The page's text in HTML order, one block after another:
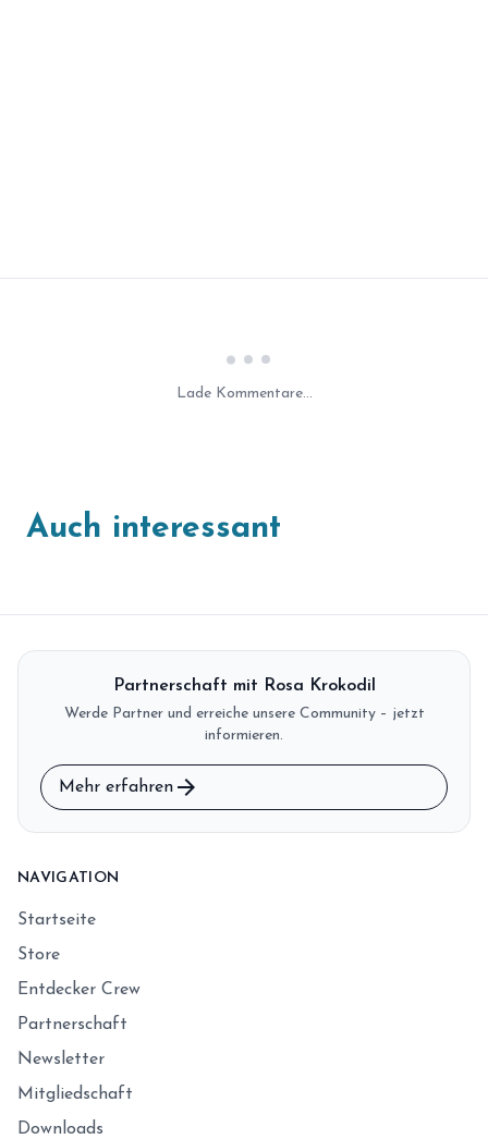
Lade Kommentare...
Auch interessant
Partnerschaft mit Rosa Krokodil
Werde Partner und erreiche unsere Community – jetzt
informieren.
Mehr erfahren arrow_forward
NAVIGATION
Startseite
Store
Entdecker Crew
Partnerschaft
Newsletter
Mitgliedschaft
Downloads